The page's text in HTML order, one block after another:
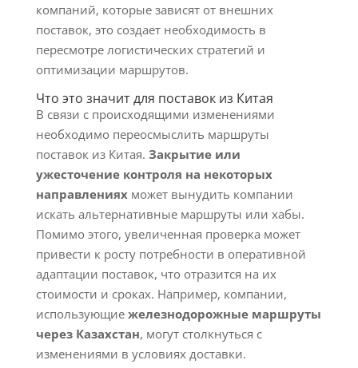
компаний, которые зависят от внешних
поставок, это создает необходимость в
пересмотре логистических стратегий и
оптимизации маршрутов.
Что это значит для поставок из Китая
В связи с происходящими изменениями
необходимо переосмыслить маршруты
поставок из Китая. Закрытие или
ужесточение контроля на некоторых
направленияхможет вынудить компании
искать альтернативные маршруты или хабы.
Помимо этого, увеличенная проверка может
привести к росту потребности в оперативной
адаптации поставок, что отразится на их
стоимости и сроках. Например, компании,
использующие железнодорожные маршруты
через Казахстан, могут столкнуться с
изменениями в условиях доставки.